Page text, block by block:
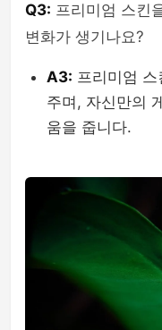
Q3: 프리미엄 스킨
변화가 생기나요?
A3: 프리미엄
주며, 자신만의
움을 줍니다.